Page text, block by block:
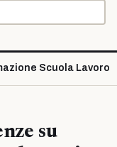
Scuola Lavoro
su